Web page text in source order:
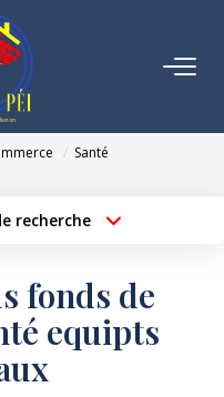
Santé
recherche
de bien
max
Créer une alerte
fonds de
equipts